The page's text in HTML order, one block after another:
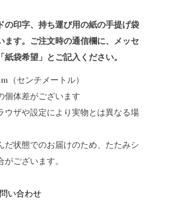
の印字、持ち運び用の紙の手提げ袋
ます。ご注文時の通信欄に、メッセ
袋希望」とご記入ください。
（センチメートル）
個体差がございます
ウザや設定により実物とは異なる場
だ状態でのお届けのため、たたみシ
ございます。
い合わせ